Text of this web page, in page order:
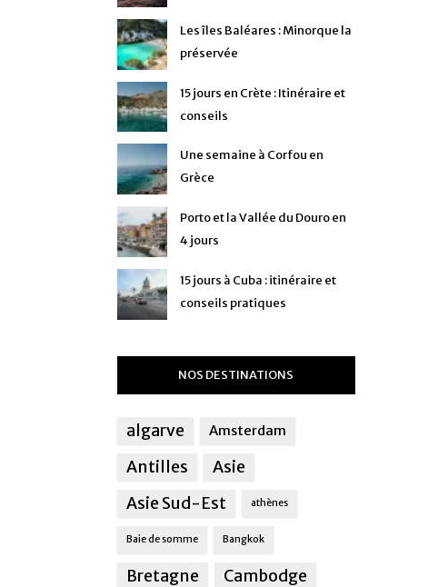
Les îles Baléares : Minorque la
préservée
15 jours en Crète : Itinéraire et
conseils
Une semaine à Corfou en
Grèce
Porto et la Vallée du Douro en
4 jours
15 jours à Cuba : itinéraire et
conseils pratiques
NOS DESTINATIONS
algarve Amsterdam
Antilles
Asie
Asie Sud-Est
athènes
Baie de somme Bangkok
Bretagne
Cambodge